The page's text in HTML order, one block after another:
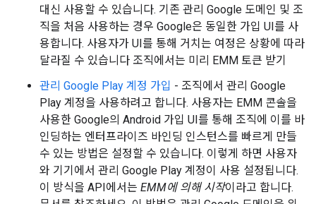
대신 사용할 수 있습니다. 기존 관리 Google 도메인 및 조
직을 처음 사용하는 경우 Google은 동일한 가입 UI를 사
용합니다. 사용자가 UI를 통해 거치는 여정은 상황에 따라
달라질 수 있습니다 조직에서는 미리 EMM 토큰 받기
관리 Google Play 계정 가입 - 조직에서 관리 Google
Play 계정을 사용하려고 합니다. 사용자는 EMM 콘솔을
사용한 Google의 Android 가입 UI를 통해 조직에 이를 바
인딩하는 엔터프라이즈 바인딩 인스턴스를 빠르게 만들
수 있는 방법은 설정할 수 있습니다. 이렇게 하면 사용자
와 기기에서 관리 Google Play 계정이 사용 설정됩니다.
이 방식을 API에서는 EMM에 의해 시작이라고 합니다.